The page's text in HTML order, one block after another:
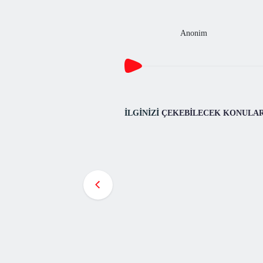
Anonim
İLGİNİZİ ÇEKEBİLECEK